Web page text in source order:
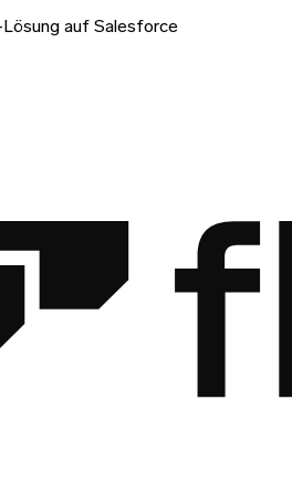
auf Salesforce